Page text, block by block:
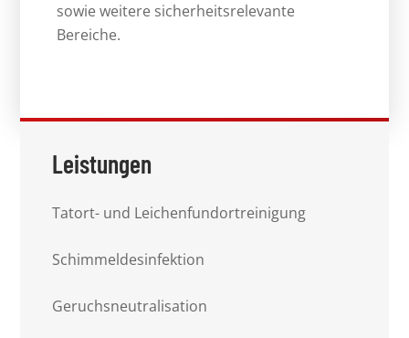
Leistungen
Tatort- und Leichenfundortreinigung
Schimmeldesinfektion
Geruchsneutralisation
sowie weitere sicherheitsrelevante
Bereiche.